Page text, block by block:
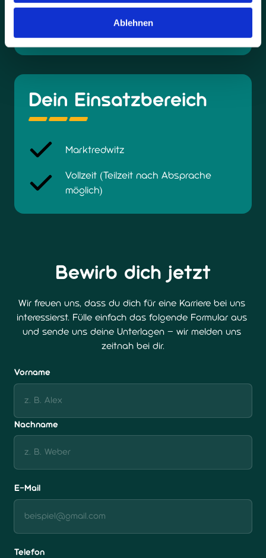
Ablehnen
Ein sicherer Arbeitsplatz in einer
Dein Einsatzbereich
Marktredwitz
Vollzeit (Teilzeit nach Absprache
möglich)
Bewirb dich jetzt
Wir freuen uns, dass du dich für eine Karriere bei uns
interessierst. Fülle einfach das folgende Formular aus
und sende uns deine Unterlagen – wir melden uns
zeitnah bei dir.
Vorname
Vorname
Nachname
E-Mail
Telefon